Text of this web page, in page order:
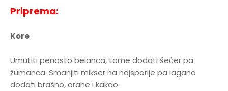
Priprema:
Kore
Umutiti penasto belanca, tome dodati šećer pa
žumanca. Smanjiti mikser na najsporije pa lagano
dodati brašno, orahe i kakao.